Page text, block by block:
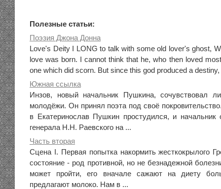
Полезные статьи:
Поэзия Джона Донна
Love's Deity I LONG to talk with some old lover's ghost,
love was born. I cannot think that he, who then loved
one which did scorn. But since this god produced a destiny,
Южная ссылка
Инзов, новый начальник Пушкина, сочувствовал
молодёжи. Он принял поэта под своё
в Екатеринослав Пушкин простудился, и начальник
генерала Н.Н. Раевского на ...
Часть вторая
Сцена I. Первая попытка накормить жесткокрылого
состояние - род противной, но не безнадежной
может пройти, его вначале сажают на диету
предлагают молоко. Нам в ...